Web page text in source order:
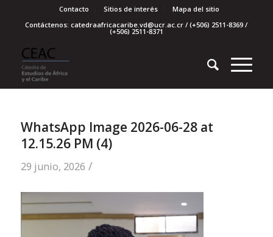
Contacto Sitios de interés
Mapa del sitio
Contáctenos: catedraafricacaribe.vd@ucr.ac.cr / (+506) 2511-8369 /
(+506) 2511-8371
WhatsApp Image 2026-06-28 at
12.15.26 PM (4)
29 junio, 2026 /